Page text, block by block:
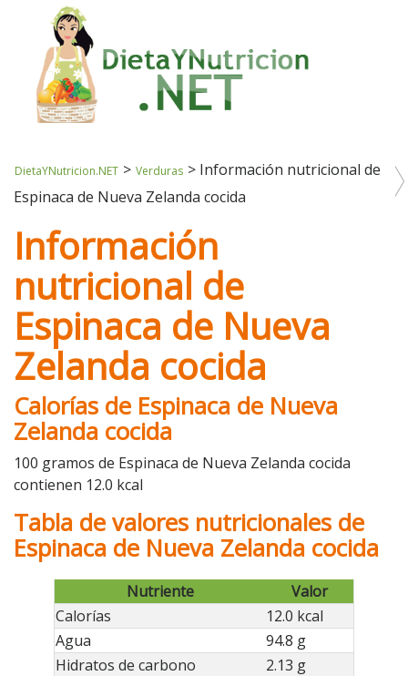
DietaYNutricion.NET > Verduras > Información nutricional de
Espinaca de Nueva Zelanda cocida
Información
nutricional de
Espinaca de Nueva
Zelanda cocida
Calorías de Espinaca de Nueva
Zelanda cocida
100 gramos de Espinaca de Nueva Zelanda cocida
contienen 12.0 kcal
Tabla de valores nutricionales de
Espinaca de Nueva Zelanda cocida
Nutriente
Valor
Calorías
12.0 kcal
Agua
94.8 g
Hidratos de carbono
2.13 g